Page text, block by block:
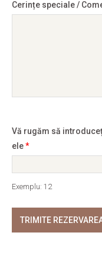
Cerințe speciale /
Vă rugăm să
ele*
Exemplu: 12